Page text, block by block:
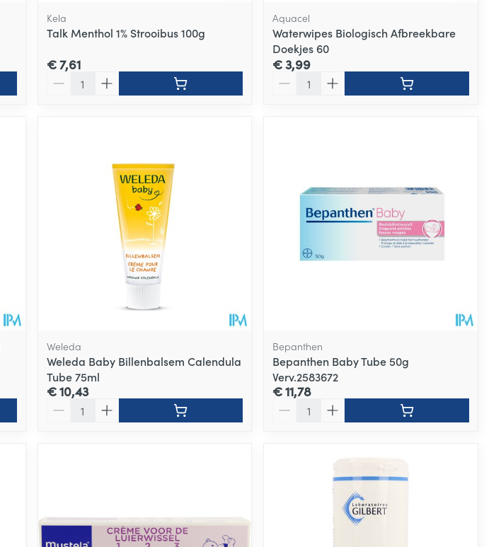
Kela
Talk Menthol 1% Strooibus 100g
€ 7,61
Aquacel
Waterwipes Biologisch Afbreekbare
Doekjes 60
€ 3,99
Weleda
Weleda Baby Billenbalsem Calendula
Tube 75ml
€ 10,43
Bepanthen
Bepanthen Baby Tube 50g
Verv.2583672
€ 11,78